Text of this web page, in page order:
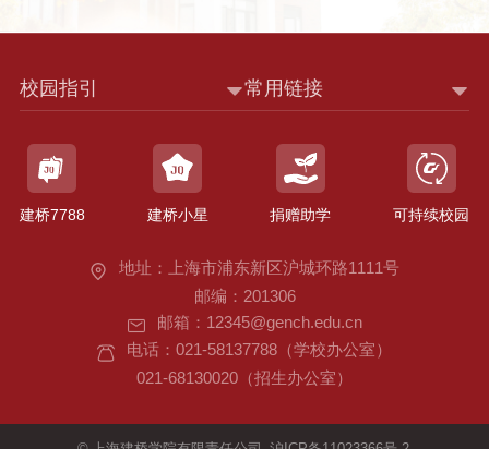
地址：上海市浦东新区沪城环路1111号
邮编：201306
邮箱：12345@gench.edu.cn
电话：021-58137788（学校办公室）
021-68130020（招生办公室）
校园指引 常用链接
建桥7788 建桥小星 捐赠助学 可持续校园